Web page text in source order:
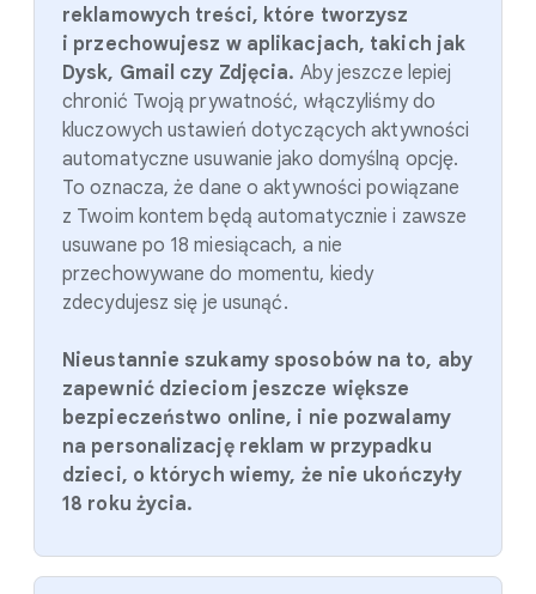
reklamowych treści, które tworzysz
i przechowujesz w aplikacjach, takich jak
Dysk, Gmail czy Zdjęcia. Aby jeszcze lepiej
chronić Twoją prywatność, włączyliśmy do
kluczowych ustawień dotyczących aktywności
automatyczne usuwanie jako domyślną opcję.
To oznacza, że dane o aktywności powiązane
z Twoim kontem będą automatycznie i zawsze
usuwane po 18 miesiącach, a nie
przechowywane do momentu, kiedy
zdecydujesz się je usunąć.
Nieustannie szukamy sposobów na to, aby
zapewnić dzieciom jeszcze większe
bezpieczeństwo online, i nie pozwalamy
na personalizację reklam w przypadku
dzieci, o których wiemy, że nie ukończyły
18 roku życia.